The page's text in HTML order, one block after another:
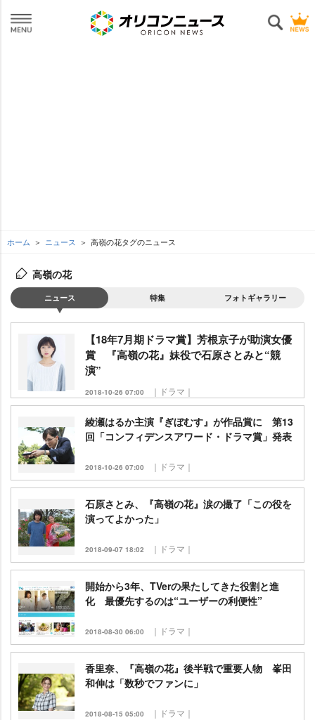
ホーム ニュース 高嶺の花タグのニュース
高嶺の花
ニュース 特集 フォトギャラリー
【18年7月期ドラマ賞】芳根京子が助演女優
賞 『高嶺の花』妹役で石原さとみと“競
演”
2018-10-26 07:00 ｜ドラマ｜
綾瀬はるか主演『ぎぼむす』が作品賞に 第13
回「コンフィデンスアワード・ドラマ賞」発表
2018-10-26 07:00 ｜ドラマ｜
石原さとみ、『高嶺の花』涙の撮了「この役を
演ってよかった」
2018-09-07 18:02 ｜ドラマ｜
開始から3年、TVerの果たしてきた役割と進
化 最優先するのは“ユーザーの利便性”
2018-08-30 06:00 ｜ドラマ｜
香里奈、『高嶺の花』後半戦で重要人物 峯田
和伸は「数秒でファンに」
2018-08-15 05:00 ｜ドラマ｜